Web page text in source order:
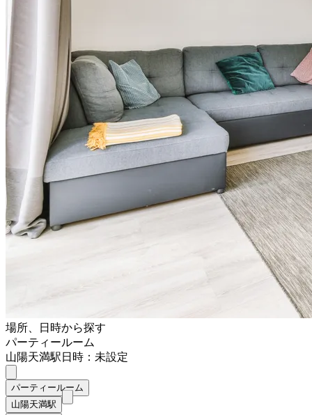
場所、日時から探す
パーティールーム
山陽天満駅日時：未設定
パーティールーム
山陽天満駅